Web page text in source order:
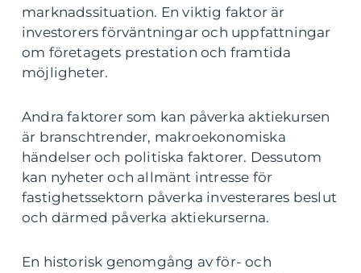
marknadssituation. En viktig faktor är
investorers förväntningar och uppfattningar
om företagets prestation och framtida
möjligheter.
Andra faktorer som kan påverka aktiekursen
är branschtrender, makroekonomiska
händelser och politiska faktorer. Dessutom
kan nyheter och allmänt intresse för
fastighetssektorn påverka investerares beslut
och därmed påverka aktiekurserna.
En historisk genomgång av för- och